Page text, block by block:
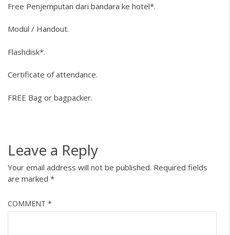
Free Penjemputan dari bandara ke hotel*.
Modul / Handout.
Flashdisk*.
Certificate of attendance.
FREE Bag or bagpacker.
Leave a Reply
Your email address will not be published. Required fields
are marked *
COMMENT *